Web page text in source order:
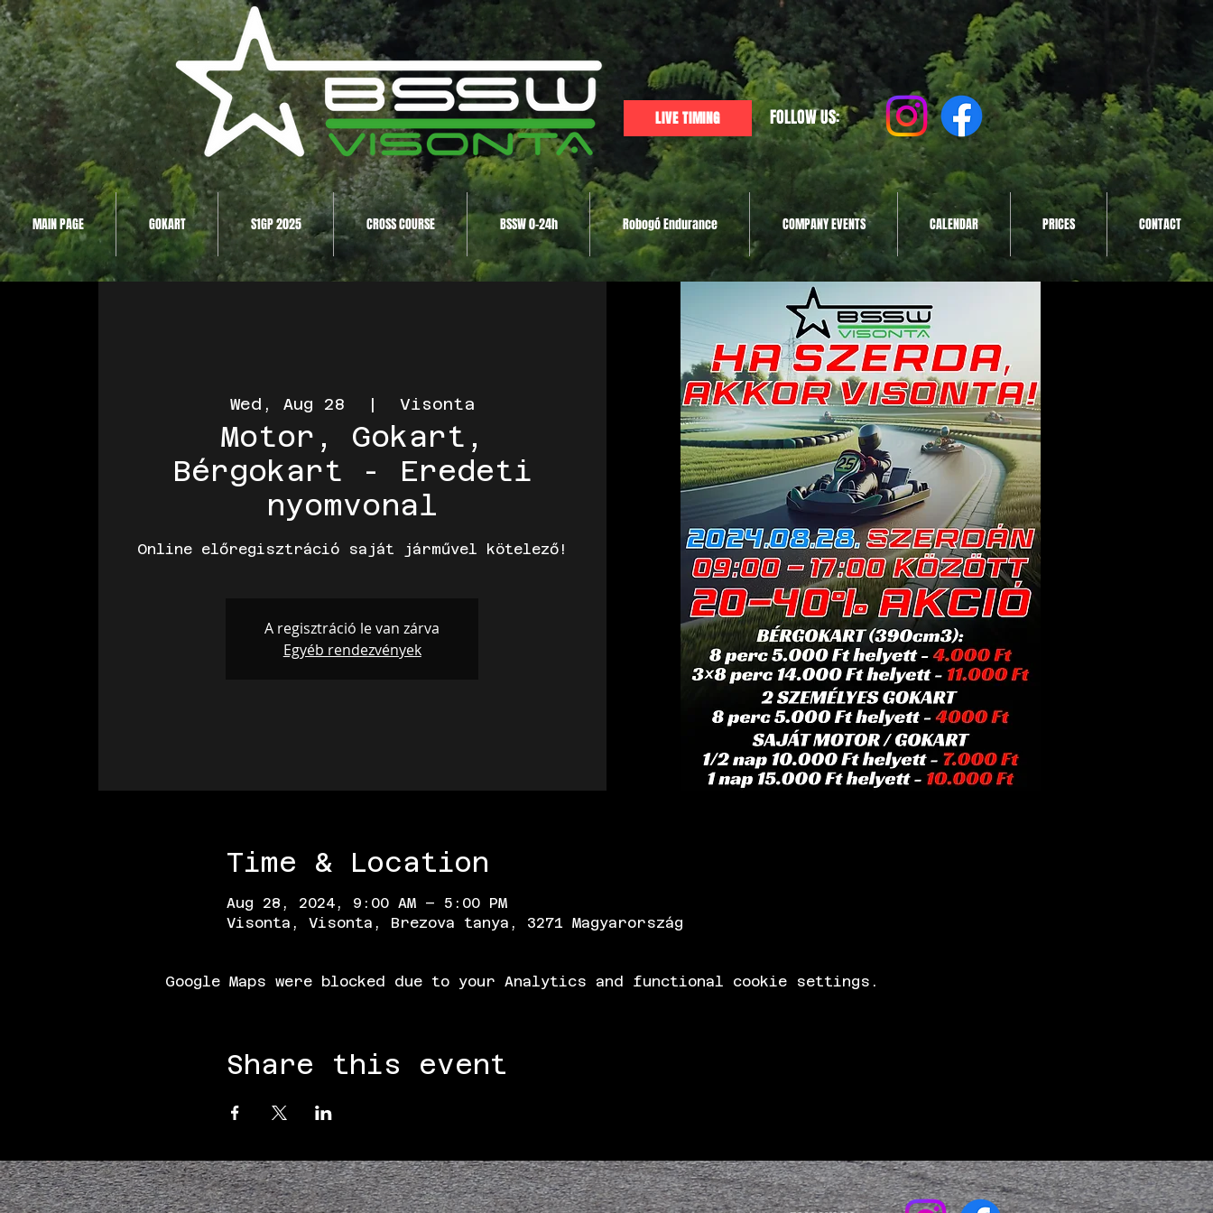
LIVE TIMING FOLLOW US:
MAIN PAGE GOKART S1GP 2025 CROSS COURSE BSSW 0-24h Robogó Endurance COMPANY EVENTS CALENDAR PRICES CONTACT
Wed, Aug 28
  |
Visonta
Motor, Gokart,
Bérgokart - Eredeti
nyomvonal
Online előregisztráció saját járművel kötelező!
A regisztráció le van zárva
Egyéb rendezvények
Time & Location
Aug 28, 2024, 9:00 AM – 5:00 PM
Visonta, Visonta, Brezova tanya, 3271 Magyarország
Google Maps were blocked due to your Analytics and functional cookie settings.
Share this event